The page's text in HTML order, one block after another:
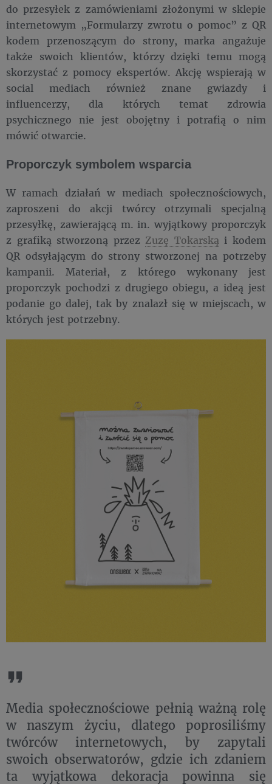
do przesyłek z zamówieniami złożonymi w sklepie
internetowym „Formularzy zwrotu o pomoc” z QR
kodem przenoszącym do strony, marka angażuje
także swoich klientów, którzy dzięki temu mogą
skorzystać z pomocy ekspertów. Akcję wspierają w
social mediach również znane gwiazdy i
influencerzy, dla których temat zdrowia
psychicznego nie jest obojętny i potrafią o nim
mówić otwarcie.
Proporczyk symbolem wsparcia
W ramach działań w mediach społecznościowych,
zaproszeni do akcji twórcy otrzymali specjalną
przesyłkę, zawierającą m. in. wyjątkowy proporczyk
z grafiką stworzoną przez Zuzę Tokarską i kodem
QR odsyłającym do strony stworzonej na potrzeby
kampanii. Materiał, z którego wykonany jest
proporczyk pochodzi z drugiego obiegu, a ideą jest
podanie go dalej, tak by znalazł się w miejscach, w
których jest potrzebny.
Media społecznościowe pełnią ważną rolę
w naszym życiu, dlatego poprosiliśmy
twórców internetowych, by zapytali
swoich obserwatorów, gdzie ich zdaniem
ta wyjątkowa dekoracja powinna się